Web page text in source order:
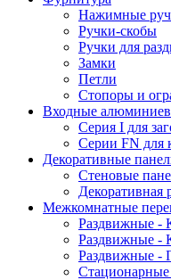
Нажимные
Ручки-скобы
Ручки для
Замки
Петли
Стопоры и
Входные
Серия I для
Серии FN для
Декоративные
Стеновые
Декоративная
Межкомнатные
Раздвижные -
Раздвижные -
Раздвижные -
Стационарные